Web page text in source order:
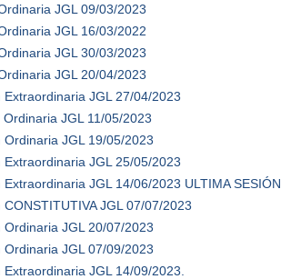
JGL 09/03/2023
JGL 16/03/2022
JGL 30/03/2023
JGL 20/04/2023
JGL 27/04/2023
JGL 11/05/2023
JGL 19/05/2023
JGL 25/05/2023
JGL 14/06/2023 ULTIMA SESIÓN
JGL 07/07/2023
JGL 20/07/2023
JGL 07/09/2023
JGL 14/09/2023.